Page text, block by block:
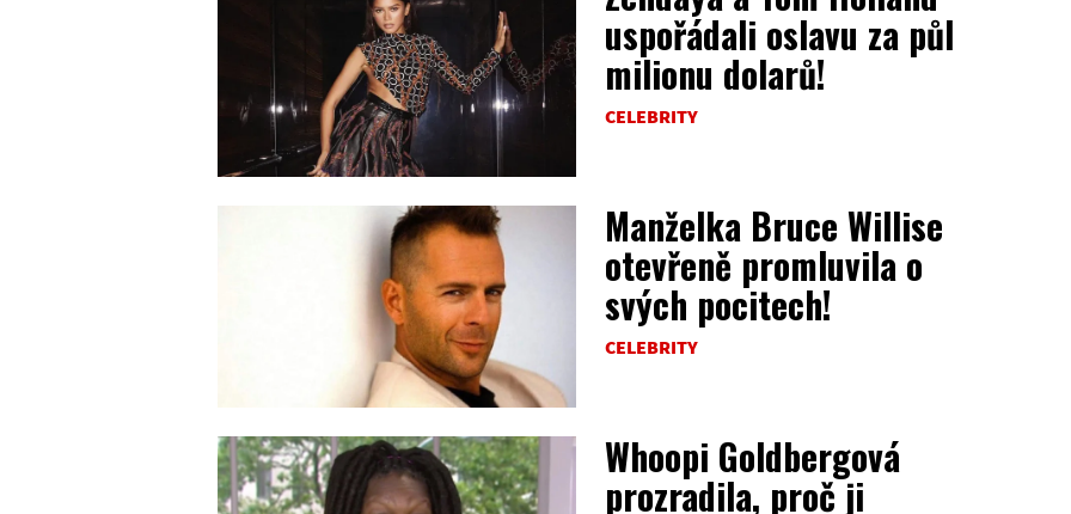
uspořádali oslavu za půl
milionu dolarů!
CELEBRITY
Manželka Bruce Willise
otevřeně promluvila o
svých pocitech!
CELEBRITY
Whoopi Goldbergová
prozradila, proč ji